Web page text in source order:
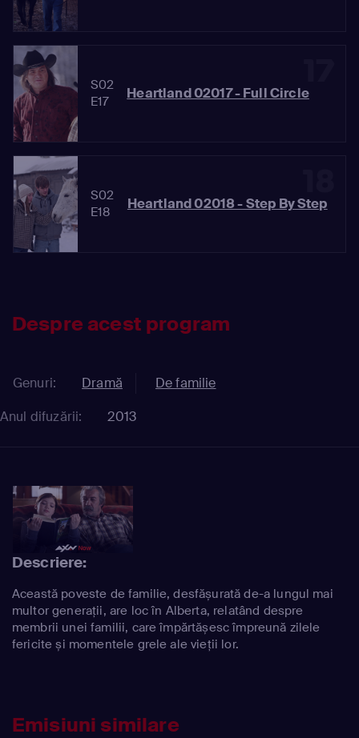
S02
E17
Heartland 02017 - Full Circle
S02
E18
Heartland 02018 - Step By Step
Despre acest program
Genuri: Dramă
De familie
Anul difuzării:
2013
Descriere:
Această poveste de familie, desfășurată de-a lungul mai
multor generații, are loc în Alberta, relatând despre
membrii unei familii, care împărtășesc împreună zilele
fericite și momentele grele ale vieții lor.
Emisiuni similare